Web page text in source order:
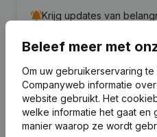
Krijg updates van
Probeer gratis
7 dagen gratis proefperiode,
Beleef meer met
Om uw gebruikerservaring
Companyweb informatie
website gebruikt. Het
welke informatie het gaat
manier waarop ze wordt